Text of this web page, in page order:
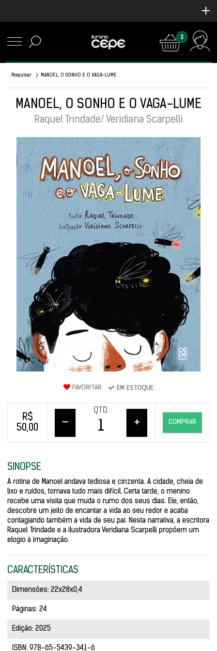
0
Pesquisar MANOEL, O SONHO E O VAGA-LUME
MANOEL, O SONHO E O VAGA-LUME
Raquel Trindade/ Veridiana Scarpelli
FAVORITAR EM ESTOQUE
R$
50,00
–
QTD.
+ COMPRAR
SINOPSE
A rotina de Manoel andava tediosa e cinzenta. A cidade, cheia de
lixo e ruídos, tornava tudo mais difícil. Certa tarde, o menino
recebe uma visita que muda o rumo dos seus dias. Ele, então,
descobre um jeito de encantar a vida ao seu redor e acaba
contagiando também a vida de seu pai. Nesta narrativa, a escritora
Raquel Trindade e a ilustradora Veridiana Scarpelli propõem um
elogio à imaginação.
CARACTERÍSTICAS
Dimensões: 22x28x0,4
Páginas: 24
Edição: 2025
ISBN: 978-65-5439-341-6